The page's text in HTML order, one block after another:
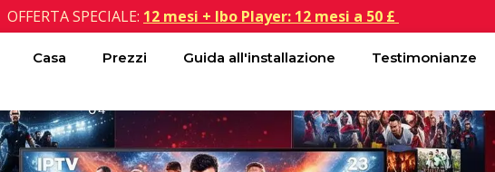
OFFERTA SPECIALE: 12 mesi + Ibo Player: 12 mesi a 50 £
Casa Prezzi Guida all'installazione Testimonianze